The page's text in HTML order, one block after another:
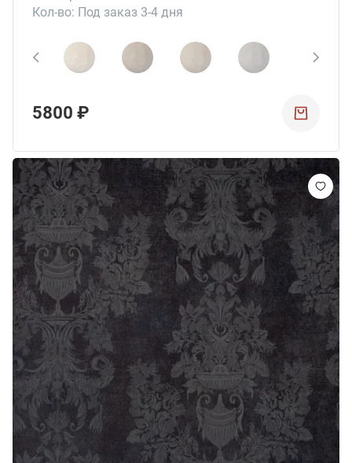
Кол-во: Под заказ 3-4 дня
5800 ₽